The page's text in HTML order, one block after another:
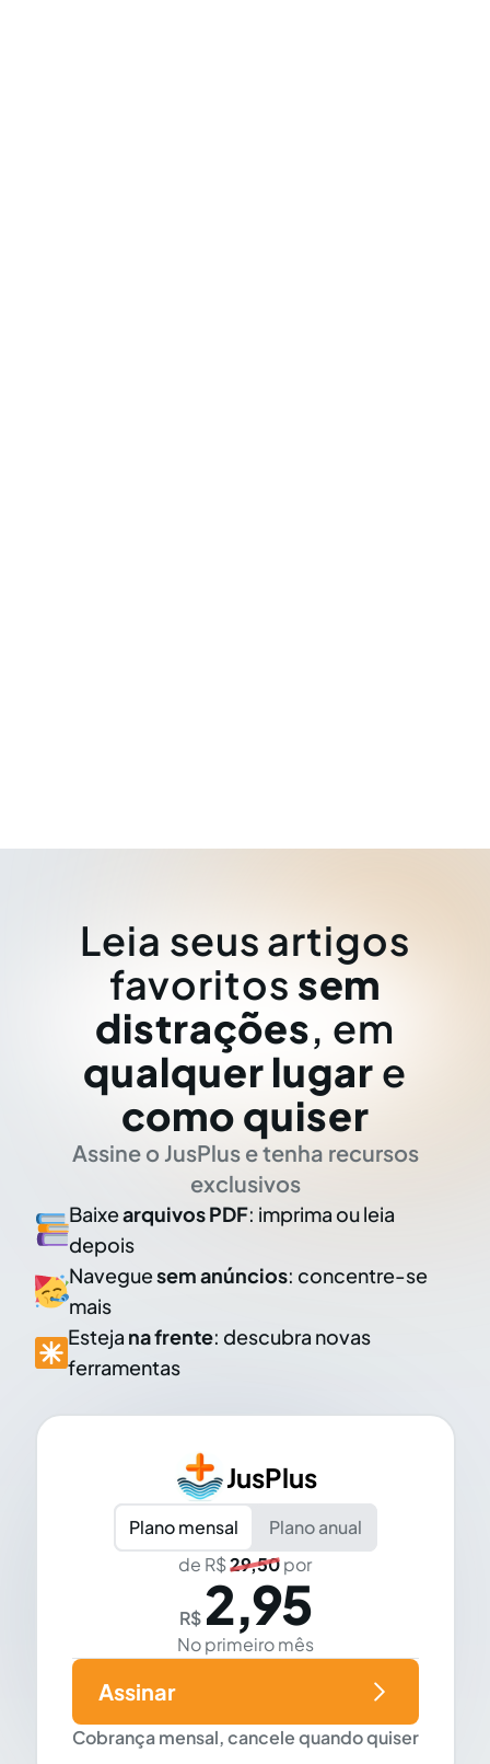
Leia seus artigos
favoritos sem
distrações, em
qualquer lugar e
como quiser
Assine o JusPlus e tenha recursos
exclusivos
Baixearquivos PDF: imprima ou leia
depois
Naveguesem anúncios: concentre-se
mais
Esteja na frente: descubra novas
ferramentas
JusPlus
Plano mensal
Plano anual
de R$29,50por
R$ 2,95
No primeiro mês
Cobrança mensal, cancele quando quiser
Assinar